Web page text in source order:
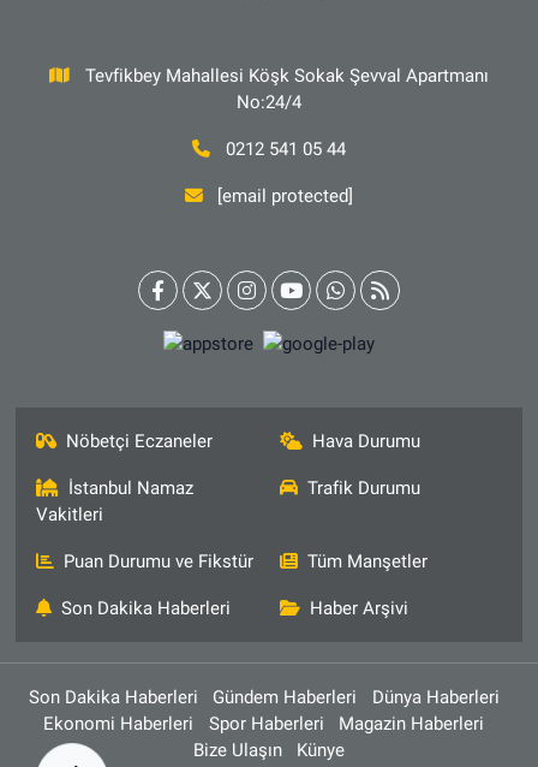
Tevfikbey Mahallesi Köşk Sokak Şevval Apartmanı
No:24/4
0212 541 05 44
[email protected]
Nöbetçi Eczaneler Hava Durumu
İstanbul Namaz
Vakitleri
Trafik Durumu
Puan Durumu ve Fikstür Tüm Manşetler
Son Dakika Haberleri Haber Arşivi
Son Dakika Haberleri Gündem Haberleri
Dünya Haberleri
Ekonomi Haberleri
Spor Haberleri
Magazin Haberleri
Bize Ulaşın
Künye